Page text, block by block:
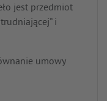
jest przedmiot
i
umowy